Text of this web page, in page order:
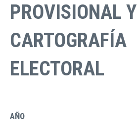
PROVISIONAL Y
CARTOGRAFÍA
ELECTORAL
AÑO